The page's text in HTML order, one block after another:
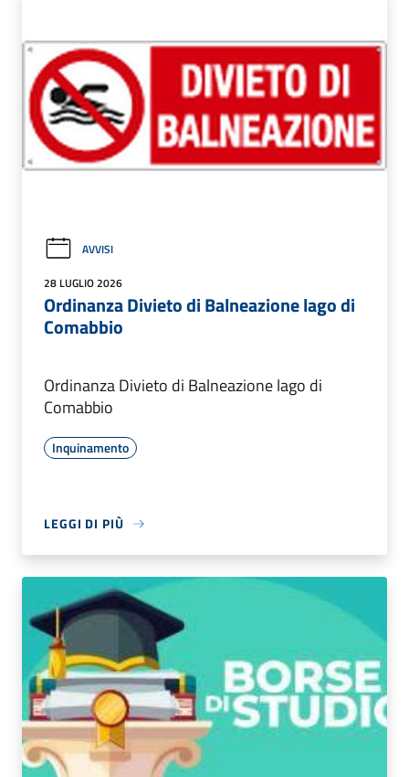
AVVISI
28 LUGLIO 2026
Ordinanza Divieto di Balneazione lago di
Comabbio
Ordinanza Divieto di Balneazione lago di
Comabbio
Inquinamento
LEGGI DI PIÙ